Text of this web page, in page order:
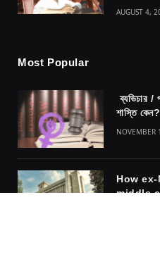
AUGUST 4,
Most Popular
ব্যভিচার /
শাস্তি কেন?
NOVEMBER
How
middle